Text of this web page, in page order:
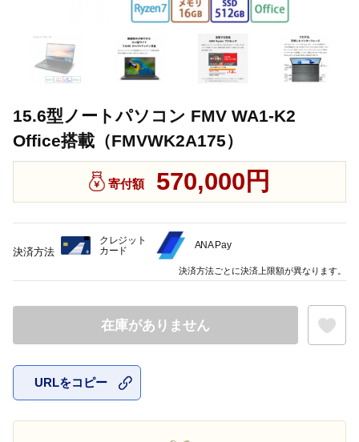
15.6型ノートパソコン FMV WA1-K2
Office搭載（FMVWK2A175）
寄付額 570,000円
在庫がありません
URLをコピー
決済方法
クレジット
カード
ANA Pay
決済方法ごとに決済上限額が異なります。